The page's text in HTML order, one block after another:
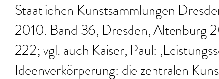
Staatlichen Kunstsammlungen
2010. Band 36, Dresden, Altenburg
222; vgl. auch Kaiser, Paul:
Ideenverkörperung: die zentralen